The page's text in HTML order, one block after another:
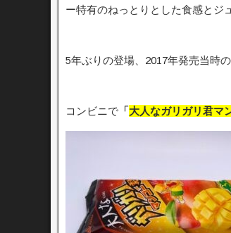
ー特有のねっとりとした食感とジ
5年ぶりの登場、2017年発売当時
コンビニで 「大人なガリガリ君マ